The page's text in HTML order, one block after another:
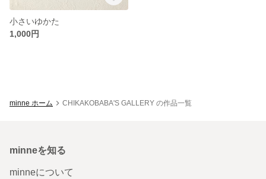
小さいゆかた
1,000円
minne ホーム CHIKAKOBABA'S GALLERY の作品一覧
minneを知る
minneについて